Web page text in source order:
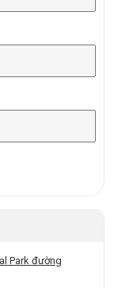
Park đường